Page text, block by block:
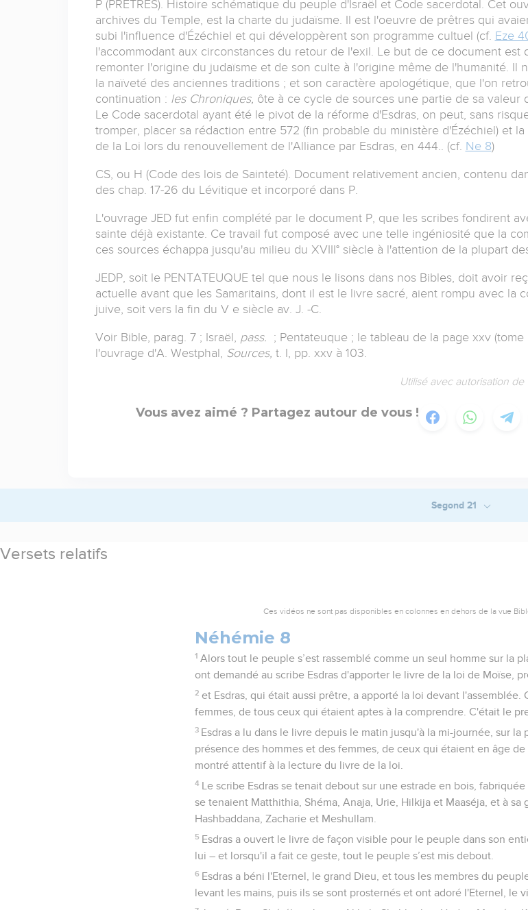
P (PRETRES). Histoire schématique du peuple d'Israël et Code sacerdotal. Cet
archives du Temple, est la charte du judaïsme. Il est l'oeuvre de prêtres qui
subi l'influence d'Ézéchiel et qui développèrent son programme cultuel (cf. Eze
l'accommodant aux circonstances du retour de l'exil. Le but de ce document est
remonter l'origine du judaïsme et de son culte à l'origine même de l'humanité. Il
la naïveté des anciennes traditions ; et son caractère apologétique, que l'on
continuation : les Chroniques, ôte à ce cycle de sources une partie de sa valeur
Le Code sacerdotal ayant été le pivot de la réforme d'Esdras, on peut, sans
tromper, placer sa rédaction entre 572 (fin probable du ministère d'Ézéchiel) et
de la Loi lors du renouvellement de l'Alliance par Esdras, en 444.. (cf. Ne 8)
CS, ou H (Code des lois de Sainteté). Document relativement ancien, contenu
des chap. 17-26 du Lévitique et incorporé dans P.
L'ouvrage JED fut enfin complété par le document P, que les scribes fondirent
sainte déjà existante. Ce travail fut composé avec une telle ingéniosité que la
ces sources échappa jusqu'au milieu du XVIII° siècle à l'attention de la plupart
JEDP, soit le PENTATEUQUE tel que nous le lisons dans nos Bibles, doit avoir
actuelle avant que les Samaritains, dont il est le livre sacré, aient rompu avec la
juive, soit vers la fin du V e siècle av. J. -C.
Voir Bible, parag. 7 ; Israël, pass. ; Pentateuque ; le tableau de la page xxv (tome
l'ouvrage d'A. Westphal, Sources, t. I, pp. xxv à 103.
Utilisé avec autorisation de
Vous avez aimé ? Partagez autour de vous !
Segond 21
Versets relatifs
Ces vidéos ne sont pas disponibles en colonnes en dehors de la vue
Néhémie 8
1 Alors tout le peuple s’est rassemblé comme un seul homme sur la
ont demandé au scribe Esdras d'apporter le livre de la loi de Moïse,
2 et Esdras, qui était aussi prêtre, a apporté la loi devant
femmes, de tous ceux qui étaient aptes à la comprendre. C'était le
3 Esdras a lu dans le livre depuis le matin jusqu'à la mi-journée, sur
présence des hommes et des femmes, de ceux qui étaient en âge
montré attentif à la lecture du livre de la loi.
4
Le scribe Esdras se tenait debout sur une estrade en bois,
se tenaient Matthithia, Shéma, Anaja, Urie, Hilkija et Maaséja, et à sa
Hashbaddana, Zacharie et Meshullam.
5 Esdras a ouvert le livre de façon visible pour le peuple dans son
lui – et lorsqu'il a fait ce geste, tout le peuple s’est mis debout.
6 Esdras a béni l'Eternel, le grand Dieu, et tous les membres du
levant les mains, puis ils se sont prosternés et ont adoré l'Eternel, le